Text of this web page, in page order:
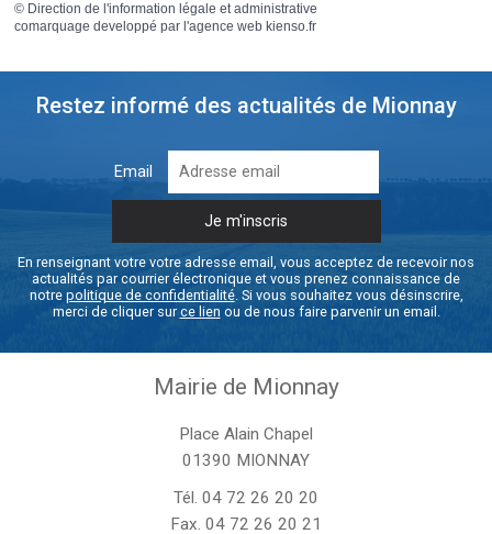
© Direction de l'information légale et administrative
comarquage developpé par l'agence web kienso.fr
Restez informé des actualités de Mionnay
Email
En renseignant votre votre adresse email, vous acceptez de recevoir nos
actualités par courrier électronique et vous prenez connaissance de
notre politique de confidentialité. Si vous souhaitez vous désinscrire,
merci de cliquer surce lien ou de nous faire parvenir un email.
Mairie de Mionnay
Place Alain Chapel
01390 MIONNAY
Tél. 04 72 26 20 20
Fax. 04 72 26 20 21